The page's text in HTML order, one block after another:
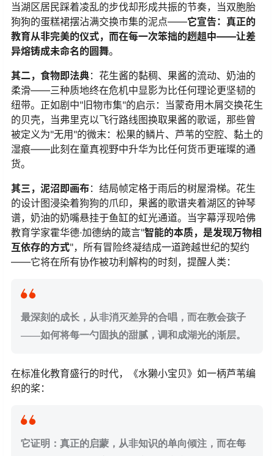
当湖区居民踩着凌乱的步伐却形成共振的节奏，当双胞胎
狗狗的蛋糕裙摆沾满交换市集的泥点——​​它宣告：真正的
教育从非完美的仪式，而在每一次笨拙的趔趄中——让差
异熔铸成未命名的圆舞​​。
​其二，食物即法典​​：花生酱的黏稠、果酱的流动、奶油的
柔滑——三种质地终在危机中显影为比任何理论更坚韧的
纽带。正如剧中"旧物市集"的启示：当蒙奇用木屑交换花生
的贝壳，当弗里克以飞行路线图换取果酱的歌谣，那些曾
被定义为"无用"的微末：松果的鳞片、芦苇的空腔、黏土的
湿痕——此刻在童真视野中升华为比任何货币更璀璨的通
货。
​其三，泥沼即画布​​：结局帧定格于雨后的树屋滑梯。花生
的设计图浸染着狗狗的爪印，果酱的歌谱夹着湖区的钟琴
谱，奶油的奶嘴悬挂于鱼缸的虹光通道。当字幕浮现哈佛
教育学家霍华德·加德纳的箴言"​​智能的本质，是发现万物相
互依存的方式​​"，所有冒险终凝结成一道跨越世纪的契约
——它将在所有协作被功利解构的时刻，提醒人类：
​最深刻的成长，从非消灭差异的合唱，而在教会孩子
——如何将每一勺固执的甜腻，调和成湖光的渐层。​
在标准化教育盛行的时代，《水獭小宝贝》如一柄芦苇编
织的桨：
​它证明：真正的启蒙，从非知识的单向倾注，而在每